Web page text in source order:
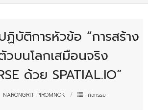
ฏิบัติการหัวข้อ “การสร้าง
บนโลกเสมือนจริง
ด้วย SPATIAL.IO”
NARONGRIT PIROMNOK กิจกรรม